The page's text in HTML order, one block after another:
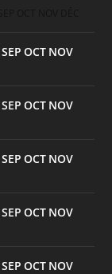
SEP OCT NOV
SEP OCT NOV
SEP OCT NOV
SEP OCT NOV
SEP OCT NOV